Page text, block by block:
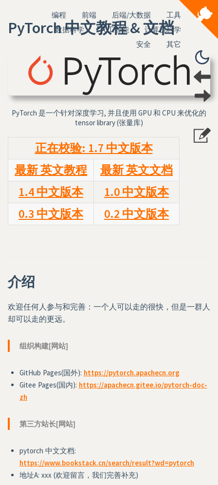
编程 前端 后端/大数据
工具
数据科学
人工智能
计算机科学
安全
其它
PyTorch 中文教程 & 文档
PyTorch 是一个针对深度学习, 并且使用 GPU 和 CPU 来优化的
tensor library (张量库)
正在校验: 1.7 中文版本
最新 英文教程
最新 英文文档
1.4 中文版本
1.0 中文版本
0.3 中文版本
0.2 中文版本
介绍
欢迎任何人参与和完善：一个人可以走的很快，但是一群人
却可以走的更远。
组织构建[网站]
GitHub Pages(国外): https://pytorch.apachecn.org
Gitee Pages(国内): https://apachecn.gitee.io/pytorch-doc-
zh
第三方站长[网站]
pytorch 中文文档:
https://www.bookstack.cn/search/result?wd=pytorch
地址A: xxx (欢迎留言，我们完善补充)